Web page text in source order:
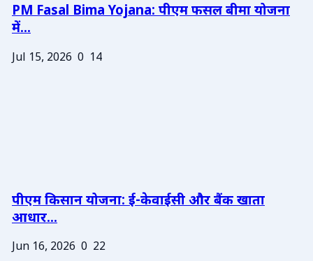
PM Fasal Bima Yojana: पीएम फसल बीमा योजना
में...
Jul 15, 2026 0 14
पीएम किसान योजना: ई-केवाईसी और बैंक खाता
आधार...
Jun 16, 2026 0 22